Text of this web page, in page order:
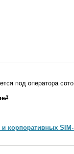
под оператора
корпоративных SIM-